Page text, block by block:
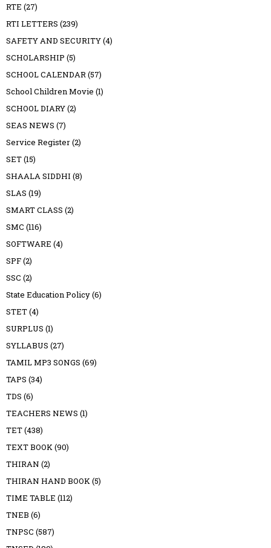
RTE (27)
RTI LETTERS (239)
SAFETY AND SECURITY(4)
SCHOLARSHIP (5)
SCHOOL CALENDAR(57)
School Children Movie (1)
SCHOOL DIARY(2)
SEAS NEWS (7)
Service Register(2)
SET(15)
SHAALA SIDDHI (8)
SLAS (19)
SMART CLASS (2)
SMC (116)
SOFTWARE (4)
SPF(2)
SSC (2)
State Education Policy(6)
STET(4)
SURPLUS (1)
SYLLABUS (27)
TAMIL MP3 SONGS (69)
TAPS (34)
TDS (6)
TEACHERS NEWS (1)
TET(438)
TEXT BOOK(90)
THIRAN (2)
THIRAN HAND BOOK(5)
TIME TABLE (112)
TNEB (6)
TNPSC (587)